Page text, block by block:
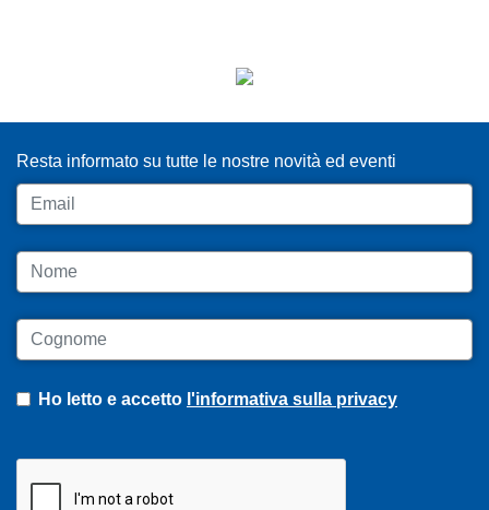
Resta informato su tutte le nostre novità ed eventi
Email
Nome
Cognome
Ho letto e accetto l'informativa sulla privacy